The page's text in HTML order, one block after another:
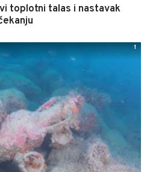
toplotni talas i nastavak
1